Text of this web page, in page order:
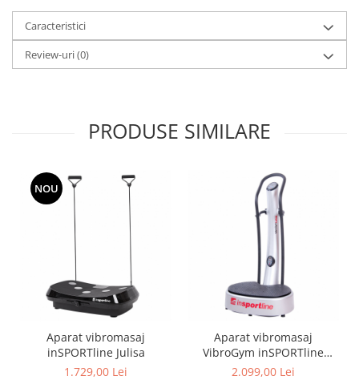
Caracteristici
Review-uri(0)
PRODUSE SIMILARE
NOU
Aparat vibromasaj
inSPORTline Julisa
1.729,00 Lei
Aparat vibromasaj
VibroGym inSPORTline
Lotus argintiu
2.099,00 Lei